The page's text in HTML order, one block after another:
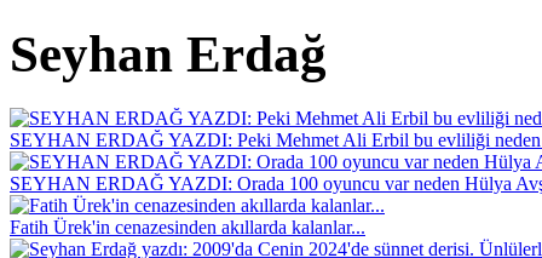
Seyhan Erdağ
SEYHAN ERDAĞ YAZDI: Peki Mehmet Ali Erbil bu evliliği neden
SEYHAN ERDAĞ YAZDI: Orada 100 oyuncu var neden Hülya
Fatih Ürek'in cenazesinden akıllarda kalanlar...